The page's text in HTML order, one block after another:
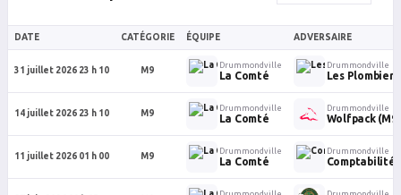
DATE CATÉGORIE ÉQUIPE ADVERSAIRE
31 juillet 2026 23 h 10 M9
Drummondville
La Comté
Drummondville
Les Plombiers
14 juillet 2026 23 h 10 M9
Drummondville
La Comté
Drummondville
Wolfpack (M9)
11 juillet 2026 01 h 00 M9
Drummondville
La Comté
Drummondville
Comptabilité